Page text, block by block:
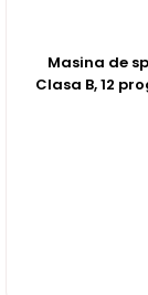
Masina de
Clasa B, 12